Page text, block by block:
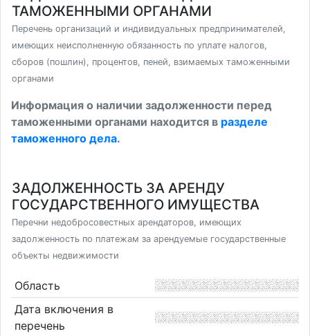
ТАМОЖЕННЫМИ ОРГАНАМИ
Перечень организаций и индивидуальных предпринимателей,
имеющих неисполненную обязанность по уплате налогов,
сборов (пошлин), процентов, пеней, взимаемых таможенными
органами
Информация о наличии задолженности перед
таможенными органами находится в разделе
таможенного дела.
ЗАДОЛЖЕННОСТЬ ЗА АРЕНДУ
ГОСУДАРСТВЕННОГО ИМУЩЕСТВА
Перечни недобросовестных арендаторов, имеющих
задолженность по платежам за арендуемые государственные
объекты недвижимости
Область
Дата включения в
перечень